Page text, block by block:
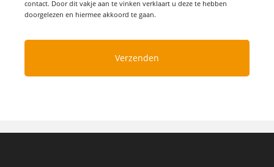
contact. Door dit vakje aan te vinken verklaart u deze te hebben
doorgelezen en hiermee akkoord te gaan.